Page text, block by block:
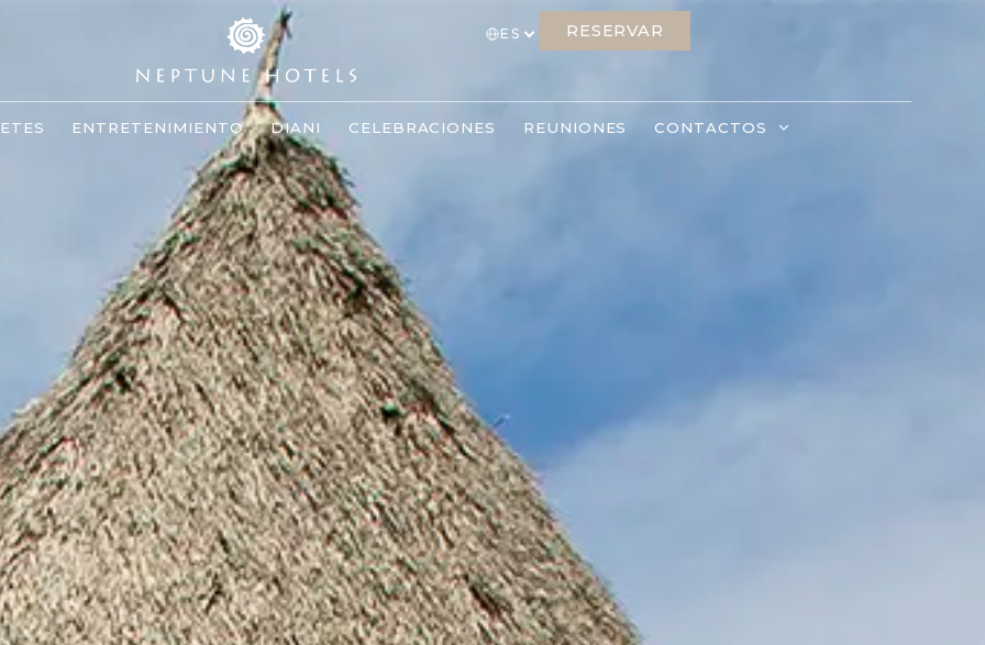
ES RESERVAR
ENTRETENIMIENTO DIANI CELEBRACIONES REUNIONES CONTACTOS